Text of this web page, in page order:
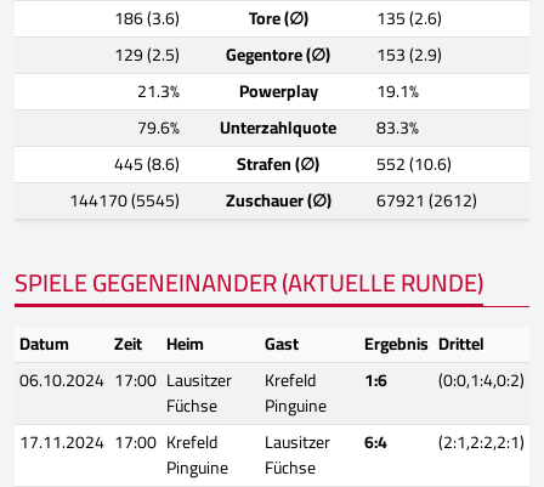
186 (3.6)
Tore (∅)
135 (2.6)
129 (2.5)
Gegentore (∅)
153 (2.9)
21.3%
Powerplay
19.1%
79.6%
Unterzahlquote
83.3%
445 (8.6)
Strafen (∅)
552 (10.6)
144170 (5545)
Zuschauer (∅) 67921 (2612)
SPIELE GEGENEINANDER (AKTUELLE RUNDE)
Datum Zeit Heim Gast Ergebnis Drittel
06.10.2024 17:00 Lausitzer
Füchse
Krefeld
Pinguine
1:6
(0:0,1:4,0:2)
17.11.2024 17:00 Krefeld
Pinguine
Lausitzer
Füchse
6:4
(2:1,2:2,2:1)